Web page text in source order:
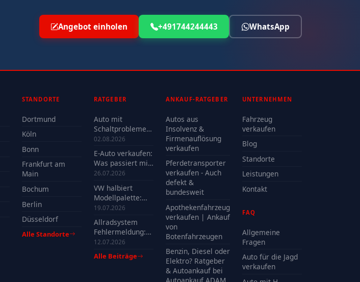
Angebot einholen +491744244443 WhatsApp
STANDORTE
Dortmund
Köln
Bonn
Frankfurt am
Main
Bochum
Berlin
Düsseldorf
Alle Standorte
RATGEBER
Auto mit
Schaltproblemen
verkaufen -
Verkauf?
02.08.2026
E-Auto verkaufen:
Was passiert mit
der Batterie?
26.07.2026
VW halbiert
Modellpalette:
Welche Modelle
19.07.2026
Allradsystem
Fehlermeldung:
Ursachen, Kosten
& Tipps
12.07.2026
Alle Beiträge
ANKAUF-RATGEBER
Autos aus
Insolvenz &
Firmenauflösung
verkaufen
Pferdetransporter
verkaufen - Auch
defekt &
bundesweit
Apothekenfahrzeug
verkaufen | Ankauf
von
Botenfahrzeugen
Benzin, Diesel oder
Elektro? Ratgeber
& Autoankauf bei
UNTERNEHMEN
Fahrzeug
verkaufen
Blog
Standorte
Leistungen
Kontakt
FAQ
Allgemeine
Fragen
Auto für die Jagd
verkaufen